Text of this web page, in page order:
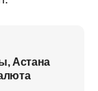
Астана